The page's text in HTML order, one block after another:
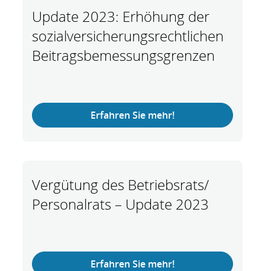
Update 2023: Erhöhung der
sozialversicherungsrechtlichen
Beitragsbemessungsgrenzen
Erfahren Sie mehr!
Vergütung des Betriebsrats/
Personalrats – Update 2023
Erfahren Sie mehr!